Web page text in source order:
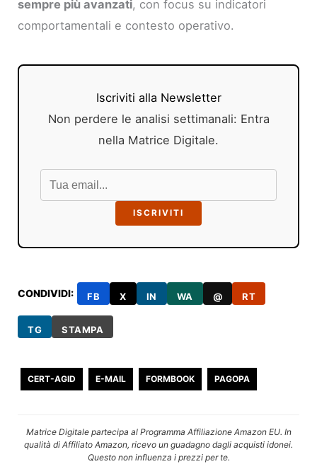
sempre più avanzati, con focus su indicatori
comportamentali e contesto operativo.
Iscriviti alla Newsletter
Non perdere le analisi settimanali: Entra
nella Matrice Digitale.
ISCRIVITI
CONDIVIDI: FB X IN WA @ RT
TG STAMPA
CERT-AGID E-MAIL FORMBOOK PAGOPA
Matrice Digitale partecipa al Programma Affiliazione Amazon EU. In
qualità di Affiliato Amazon, ricevo un guadagno dagli acquisti idonei.
Questo non influenza i prezzi per te.